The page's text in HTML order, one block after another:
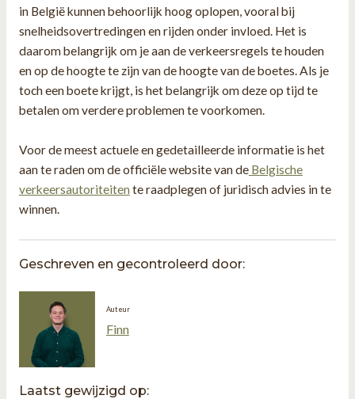
in België kunnen behoorlijk hoog oplopen, vooral bij
snelheidsovertredingen en rijden onder invloed. Het is
daarom belangrijk om je aan de verkeersregels te houden
en op de hoogte te zijn van de hoogte van de boetes. Als je
toch een boete krijgt, is het belangrijk om deze op tijd te
betalen om verdere problemen te voorkomen.
Voor de meest actuele en gedetailleerde informatie is het
aan te raden om de officiële website van deBelgische
verkeersautoriteiten te raadplegen of juridisch advies in te
winnen.
Geschreven en gecontroleerd door:
Auteur
Finn
Laatst gewijzigd op: